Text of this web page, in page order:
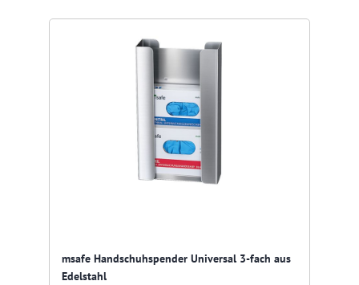
msafe Handschuhspender Universal 3-fach aus
Edelstahl